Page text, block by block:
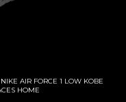
NIKE AIR FORCE 1 LOW KOBE
HOME